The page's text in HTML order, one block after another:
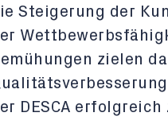
Steigerung der
zielen
DESCA